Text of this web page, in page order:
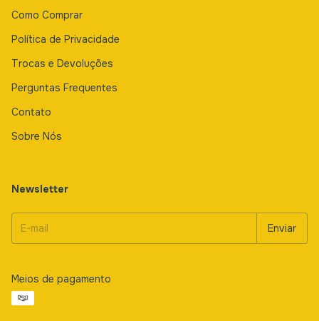
Como Comprar
Política de Privacidade
Trocas e Devoluções
Perguntas Frequentes
Contato
Sobre Nós
Newsletter
Meios de pagamento